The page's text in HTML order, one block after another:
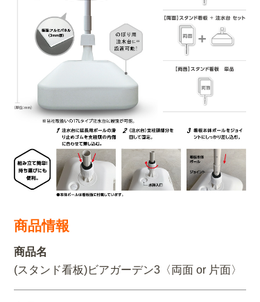
イベント・季節 不動産・建築
カルチャー・教養 娯楽
車・バイク関連 その他
OTHER ITEMS
ORIGINAL ORDER
料金一覧
お届け納期と配送方法
お支払方法
お客様の声
よくある質問
商品情報
商品名
(スタンド看板)ビアガーデン3〈両面 or 片面〉